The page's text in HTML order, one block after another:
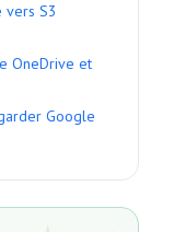
vers S3
OneDrive et
Google